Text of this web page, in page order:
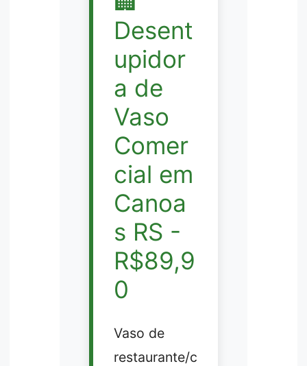
Desent
upidor
a de
Vaso
Comer
cial em
Canoa
s RS -
R$89,9
0
Vaso de
restaurante/c